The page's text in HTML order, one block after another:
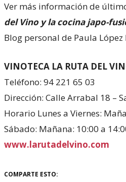
Ver más información de
del Vino y la cocina japo-
Blog personal de Paula López
VINOTECA LA RUTA DEL
Teléfono: 94 221 65 03
Dirección: Calle Arrabal 18 –
Horario Lunes a Viernes:
Sábado: Mañana: 10:00 a
www.larutadelvino.com
COMPARTE ESTO: